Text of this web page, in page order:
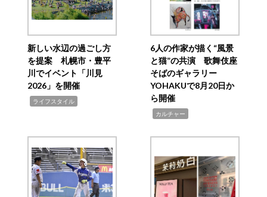
新しい水辺の過ごし方
を提案 札幌市・豊平
川でイベント「川見
2026」を開催
ライフスタイル
6人の作家が描く“風景
と猫”の共演 歌舞伎座
そばのギャラリー
YOHAKUで8月20日か
ら開催
カルチャー